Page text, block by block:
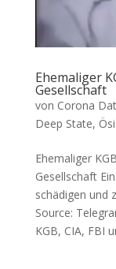
Ehemaliger
Gesellschaft
von Corona
Deep State,
Ehemaliger
Gesellschaft
schä­di­gen und
Source:
KGB, CIA, FBI